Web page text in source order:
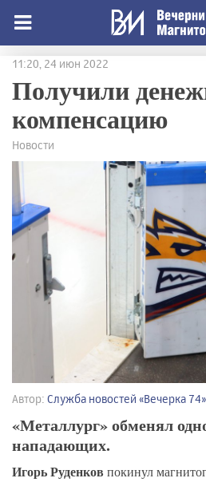
11:20, 24 июн 2022
Получили
компенсацию
Новости
Автор: Служба новостей «Вечерка 74»
«Металлург» обменял
нападающих.
Игорь Руденков покинул